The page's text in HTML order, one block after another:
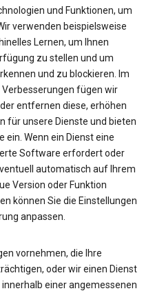
und Funktionen, um
verwenden beispielsweise
Lernen, um Ihnen
zu stellen und um
und zu blockieren. Im
fügen wir
entfernen diese, erhöhen
für unsere Dienste und bieten
ein. Wenn ein Dienst eine
Software erfordert oder
automatisch auf Ihrem
Version oder Funktion
können Sie die Einstellungen
anpassen.
vornehmen, die Ihre
oder wir einen Dienst
einer angemessenen